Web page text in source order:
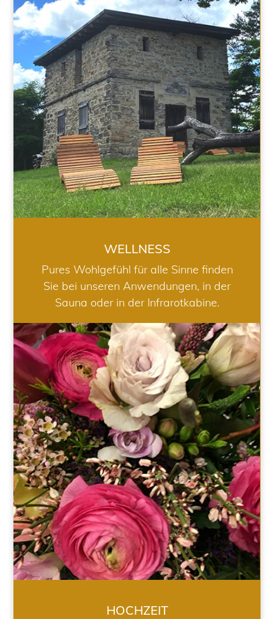
WELLNESS
WELLNESS
Pures Wohlgefühl für alle Sinne finden
Sie bei unseren Anwendungen, in der
Sauna oder in der Infrarotkabine.
HOCHZEIT
HOCHZEIT